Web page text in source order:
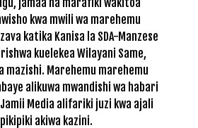
jamaa na marafiki wakitoa
kwa mwili wa marehemu
katika Kanisa la SDA-Manzese
kuelekea Wilayani Same,
mazishi. Marehemu marehemu
alikuwa mwandishi wa habari
Media alifariki juzi kwa ajali
akiwa kazini.